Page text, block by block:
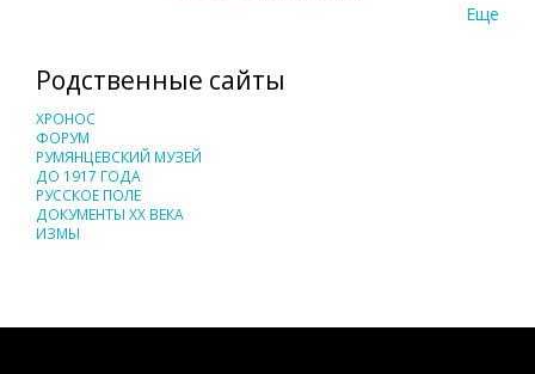
Еще
Родственные сайты
ХРОНОС
ФОРУМ
РУМЯНЦЕВСКИЙ МУЗЕЙ
ДО 1917 ГОДА
РУССКОЕ ПОЛЕ
ДОКУМЕНТЫ XX ВЕКА
ИЗМЫ